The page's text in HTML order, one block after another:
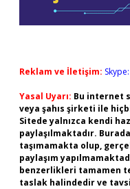
Reklam ve İletişim:
Yasal Uyarı: Bu internet
veya şahıs şirketi ile
Sitede yalnızca kendi
paylaşılmaktadır.
taşımamakta olup,
paylaşım
benzerlikleri tamamen
taslak halindedir ve